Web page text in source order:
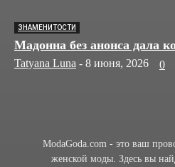
ЗНАМЕНИТОСТИ
Мадонна без анонса дала
Tatyana Luna - 8 июня, 2026 0
ModaGoda.com - это ваш
женской моды. Здесь вы